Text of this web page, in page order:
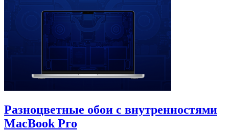
Разноцветные обои с внутренностями
MacBook Pro